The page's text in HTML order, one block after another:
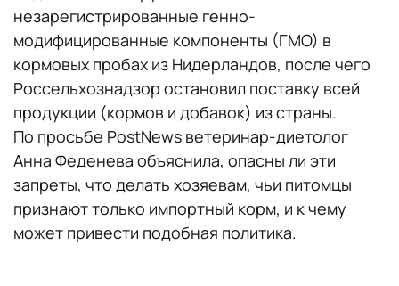
незарегистрированные генно-
модифицированные компоненты (ГМО) в
кормовых пробах из Нидерландов, после чего
Россельхознадзор остановил поставку всей
продукции (кормов и добавок) из страны.
По просьбе PostNews ветеринар-диетолог
Анна Феденева объяснила, опасны ли эти
запреты, что делать хозяевам, чьи питомцы
признают только импортный корм, и к чему
может привести подобная политика.